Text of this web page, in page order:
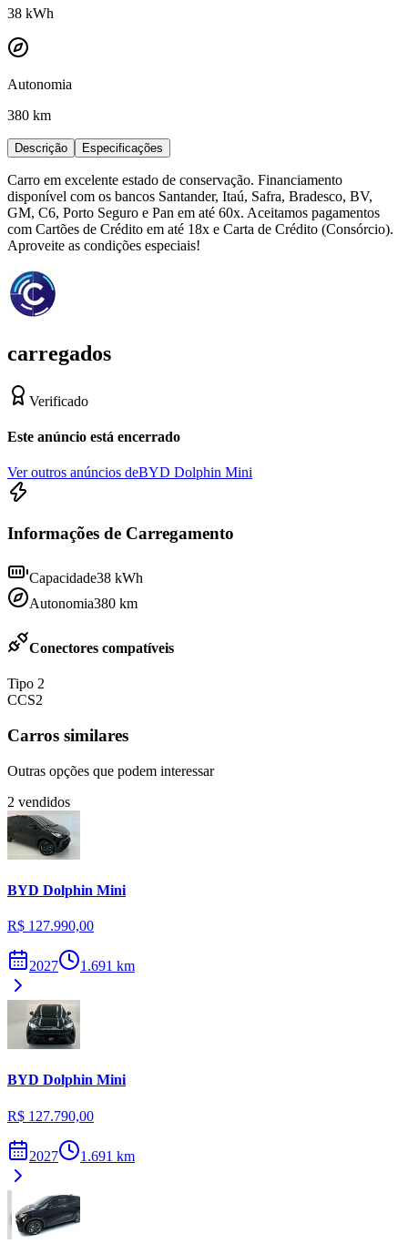
38 kWh
Autonomia
380 km
Descrição Especificações
Carro em excelente estado de conservação. Financiamento
disponível com os bancos Santander, Itaú, Safra, Bradesco, BV,
GM, C6, Porto Seguro e Pan em até 60x. Aceitamos pagamentos
com Cartões de Crédito em até 18x e Carta de Crédito (Consórcio).
Aproveite as condições especiais!
carregados
Verificado
Este anúncio está encerrado
Ver outros anúncios deBYD Dolphin Mini
Informações de Carregamento
Capacidade38 kWh
Autonomia380 km
Conectores compatíveis
Tipo 2
CCS2
Carros similares
Outras opções que podem interessar
2 vendidos
BYD Dolphin Mini
R$ 127.990,00
2027 1.691 km
BYD Dolphin Mini
R$ 127.790,00
2027 1.691 km